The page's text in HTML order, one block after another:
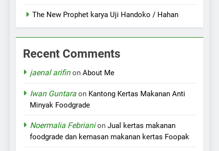
The New Prophet karya Uji Handoko / Hahan
Recent Comments
jaenal arifinon About Me
Iwan Guntara on Kantong Kertas Makanan Anti
Minyak Foodgrade
Noermalia Febrianion Jual kertas makanan
foodgrade dan kemasan makanan kertas Foopak